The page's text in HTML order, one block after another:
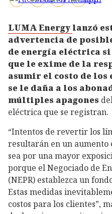
LUMA Energy lanzó
advertencia de
de energía eléctrica
que le exime de la
asumir el costo de los
se le daña a los
múltiples apagones
eléctrica que se registran.
“Intentos de revertir los
resultarán en un aumento
sea por una mayor
porque el Negociado de
(NEPR) establezca un
Estas medidas
costos para los clientes”,